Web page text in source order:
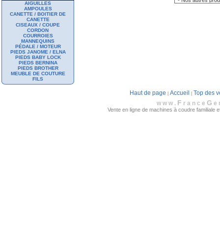
AIGUILLES
AMPOULES
CANETTE / BOITIER DE
CANETTE
CISEAUX / COUPE
CORDON
COURROIES
MANNEQUINS
PÉDALE / MOTEUR
PIEDS JANOME / ELNA
PIEDS BABY LOCK
PIEDS BERNINA
PIEDS BROTHER
MEUBLE DE COUTURE
FILS
Haut de page Accueil
Top des
www. F rance G
Vente en ligne de machines à coudre familiale